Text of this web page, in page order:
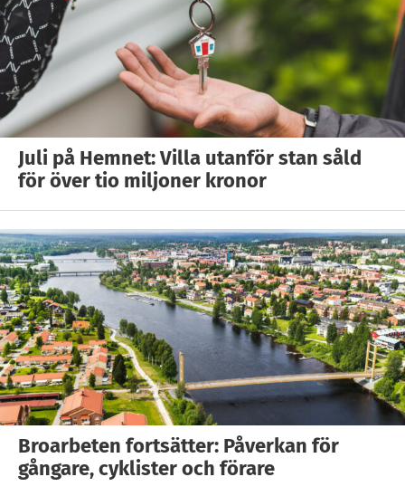
Juli på Hemnet: Villa utanför stan såld
för över tio miljoner kronor
Broarbeten fortsätter: Påverkan för
gångare, cyklister och förare